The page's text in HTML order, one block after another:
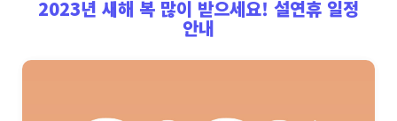
2023년 새해 복 많이 받으세요! 설연휴 일정
안내